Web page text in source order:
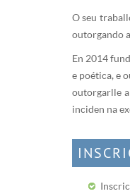
O seu
outorgando
En 2014
e poética, e
outorgarlle a
inciden na